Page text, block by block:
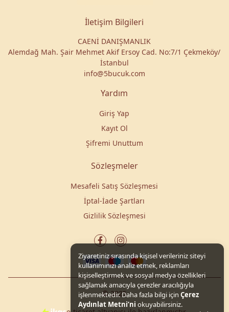
Ziyaretiniz sırasında kişisel verileriniz siteyi
kullanımınızı analiz etmek, reklamları
kişiselleştirmek ve sosyal medya özellikleri
sağlamak amacıyla çerezler aracılığıyla
işlenmektedir. Daha fazla bilgi için Çerez
Aydınlat Metni’ni okuyabilirsiniz.
Yardım
Giriş Yap
Kayıt Ol
Şifremi Unuttum
İletişim Bilgileri
CAENİ DANIŞMANLIK
Alemdağ Mah. Şair Mehmet Akif Ersoy Cad. No:7/1 Çekmeköy/
İstanbul
info@5bucuk.com
Sözleşmeler
Mesafeli Satış Sözleşmesi
İptal-İade Şartları
Gizlilik Sözleşmesi
© 2025